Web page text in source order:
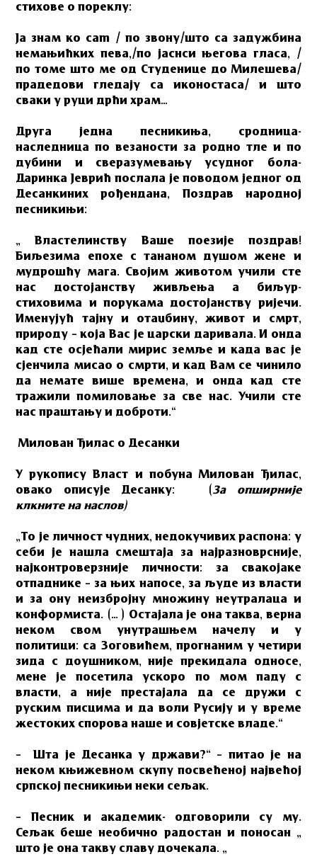
стихове о пореклу:
Ја знам ко саm / по звону/што са задужбина
немањићких пева,/по јаснси његова гласа, /
по томе што ме од Студенице до Милешева/
прадедови гледају са иконостаса/ и што
сваки у руци дрћи храм…
Друга једна песникиња, сродница-
наследница по везаности за родно тле и по
дубини и сверазумевању усудног бола-
Даринка Јеврић послала је поводом једног од
Десанкиних рођендана, Поздрав народној
песникињи:
„ Властелинству Ваше поезије поздрав!
Биљезима епохе с тананом душом жене и
мудрошћу мага. Својим животом учили сте
нас достојанству живљења а биљур-
стиховима и порукама достојанству ријечи.
Именујућ тајну и отаџбину, живот и смрт,
природу – која Вас је царски даривала. И онда
кад сте осјећали мирис земље и када вас је
сјенчила мисао о смрти, и кад Вам се чинило
да немате више времена, и онда кад сте
тражили помиловање за све нас. Учили сте
нас праштању и доброти.“
Милован Ђилас о Десанки
У рукопису Власт и побуна Милован Ђилас,
овако описује Десанку:
(За опширније
клкните на наслов)
„То је личност чудних, недокучивих распона: у
себи је нашла смештаја за најразноврсније,
најконтроверзније личности: за свакојаке
отпаднике – за њих напосе, за људе из власти
и за ону неизбројну множину неутралаца и
конформиста. (… ) Остајала је она таква, верна
неком свом унутрашњем начелу и у
политици: са Зоговићем, прогнаним у четири
зида с доушником, није прекидала односе,
мене је посетила ускоро по мом паду с
власти, а није престајала да се дружи с
руским писцима и да воли Русију и у време
жестоких спорова наше и совјетске владе.“
– Шта је Десанка у држави?“ – питао је на
неком књижевном скупу посвећеној највећој
српској песникињи неки сељак.
– Песник и академик- одговорили су му.
Сељак беше необично радостан и поносан „
што је она такву славу дочекала. „